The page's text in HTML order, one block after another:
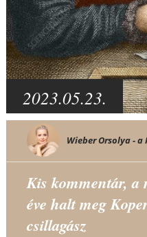
2023.05.23.
Wieber Orsolya -
Kis kommentár, a
éve halt meg
csillagász